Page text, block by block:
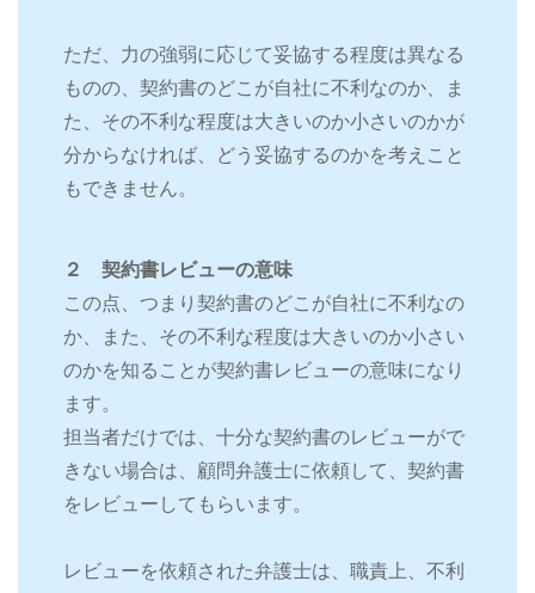
ただ、力の強弱に応じて妥協する程度は異なる
ものの、契約書のどこが自社に不利なのか、ま
た、その不利な程度は大きいのか小さいのかが
分からなければ、どう妥協するのかを考えこと
もできません。
２ 契約書レビューの意味
この点、つまり契約書のどこが自社に不利なの
か、また、その不利な程度は大きいのか小さい
のかを知ることが契約書レビューの意味になり
ます。
担当者だけでは、十分な契約書のレビューがで
きない場合は、顧問弁護士に依頼して、契約書
をレビューしてもらいます。
レビューを依頼された弁護士は、職責上、不利